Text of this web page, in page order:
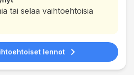
tai selaa vaihtoehtoisia
lennot